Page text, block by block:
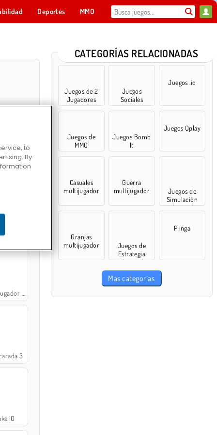
Deportes MMO
PVP
3
IO
CATEGORÍAS RELACIONADAS
Juegos de 2
Jugadores
Juegos
Sociales
Juegos .io
Juegos de
MMO
Juegos Bomb
It
Juegos Qplay
Casuales
multijugador
Guerra
multijugador
Juegos de
Simulación
Multijugador
Granjas
multijugador
Juegos de
Estrategia
Multijugador
Plinga
Más categorías
to
By